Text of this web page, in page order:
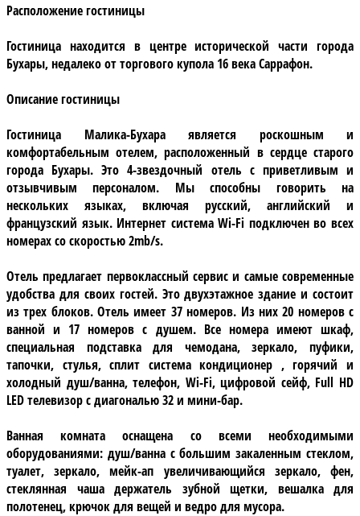
Расположение гостиницы
Гостиница находится в центре исторической части города
Бухары, недалеко от торгового купола 16 века Саррафон.
Описание гостиницы
Гостиница Малика-Бухараявляется роскошным и
комфортабельным отелем, расположенный в сердце старого
города Бухары. Это 4-звездочный отель с приветливым и
отзывчивым персоналом. Мы способны говорить на
нескольких языках, включая русский, английский и
французский язык. Интернет система Wi-Fi подключен во всех
номерах со скоростью 2mb/s.
Отель предлагает первоклассный сервис и самые современные
удобства для своих гостей. Это двухэтажное здание и состоит
из трех блоков. Отель имеет 37 номеров. Из них 20 номеров с
ванной и 17 номеров с душем. Все номера имеют шкаф,
специальная подставка для чемодана, зеркало, пуфики,
тапочки, стулья, сплит система кондиционер , горячий и
холодный душ/ванна, телефон, Wi-Fi, цифровой сейф, Full HD
LED телевизор с диагональю 32 и мини-бар.
Ванная комната оснащена со всеми необходимыми
оборудованиями: душ/ванна c большим закаленным стеклом,
туалет, зеркало, мейк-ап увеличивающийся зеркало, фен,
стеклянная чаша держатель зубной щетки, вешалка для
полотенец, крючок для вещей и ведро для мусора.